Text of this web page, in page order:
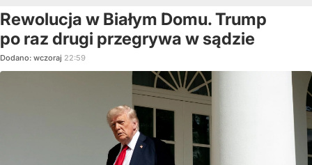
Rewolucja w Białym Domu. Trump
po raz drugi przegrywa w sądzie
Dodano: wczoraj 22:59